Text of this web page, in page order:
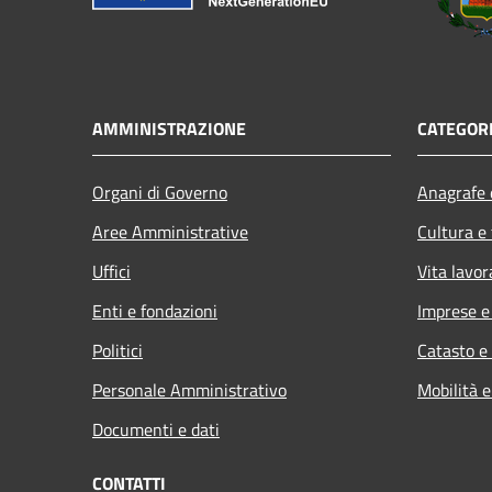
AMMINISTRAZIONE
Organi di Governo
Aree Amministrative
Uffici
Enti e fondazioni
Politici
Personale Amministrativo
Documenti e dati
Cultura
Vita
Imprese
Catasto
Mobilità
CONTATTI